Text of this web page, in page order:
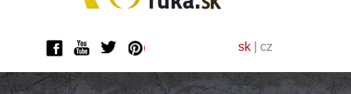
sk cz